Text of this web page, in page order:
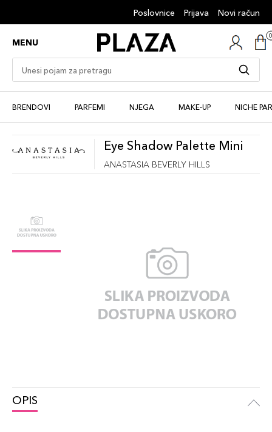
Poslovnice Prijava Novi račun
MENU
BRENDOVI PARFEMI NJEGA MAKE-UP NICHE
Eye Shadow Palette Mini
ANASTASIA BEVERLY HILLS
OPIS